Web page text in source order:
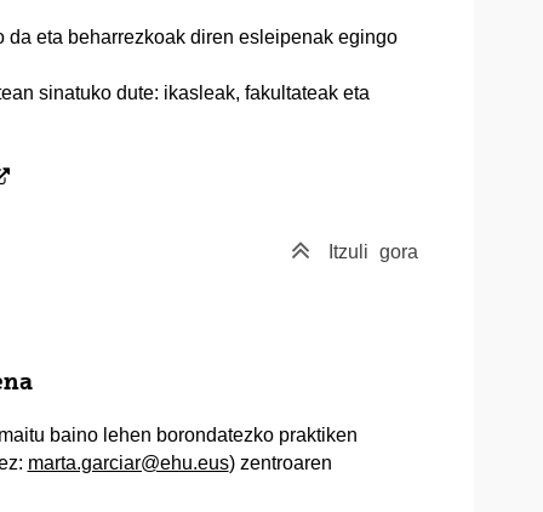
da eta beharrezkoak diren esleipenak egingo
sinatuko dute: ikasleak, fakultateak eta
Itzuli gora
baino lehen borondatezko praktiken
marta.garciar@ehu.eus) zentroaren